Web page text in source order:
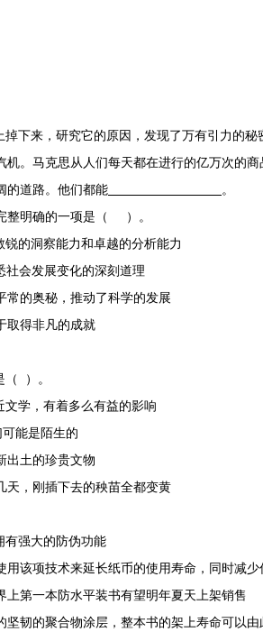
来，研究它的原因，发现了万有引力的秘
机。马克思从人们每天都在进行的亿万次的
的道路。他们都能
。
明确的一项是（ ）。
的洞察能力和卓越的分析能力
会发展变化的深刻道理
的奥秘，推动了科学的发展
得非凡的成就
）。
学，有着多么有益的影响
能是陌生的
土的珍贵文物
，刚插下去的秧苗全都变黄
强大的防伪功能
项技术来延长纸币的使用寿命，同时减少
一本防水平装书有望明年夏天上架销售
的聚合物涂层，整本书的架上寿命可以由